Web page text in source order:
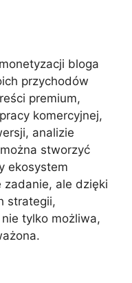
bloga
przychodów
premium,
komercyjnej,
analizie
stworzyć
ekosystem
zadanie, ale dzięki
strategii,
tylko możliwa,